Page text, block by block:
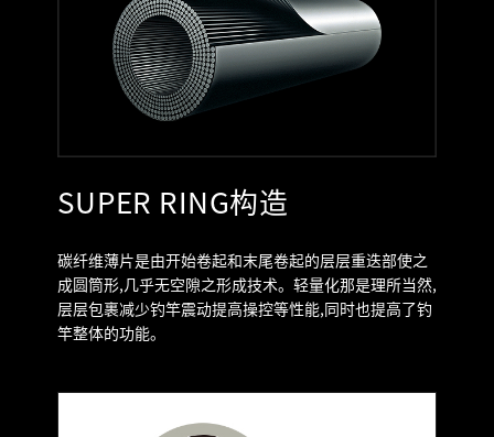
SUPER RING构造
碳纤维薄片是由开始卷起和末尾卷起的层层重迭部使之
成圆筒形,几乎无空隙之形成技术。轻量化那是理所当然,
层层包裹减少钓竿震动提高操控等性能,同时也提高了钓
竿整体的功能。